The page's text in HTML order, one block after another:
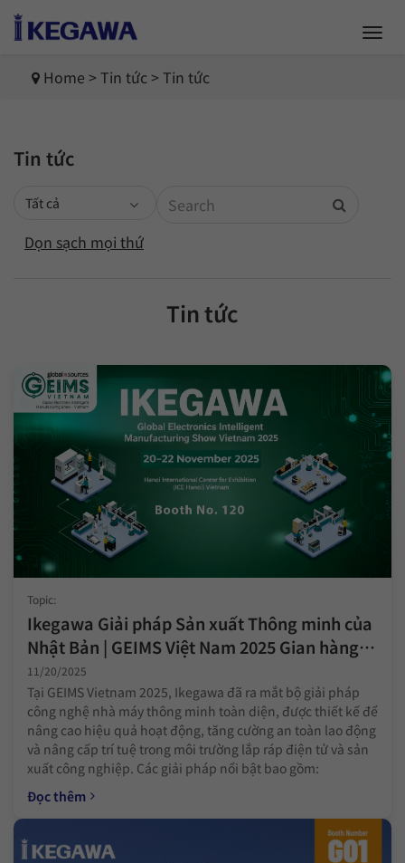
Home > Tin tức> Tin tức
Tin tức
Dọn sạch mọi thứ
Tin tức
Topic:
Ikegawa Giải pháp Sản xuất Thông minh của
Nhật Bản | GEIMS Việt Nam 2025 Gian hàng
120 (20-22/11, Trung tâm Hội nghị và Triển
lãm Hà Nội)
11/20/2025
Tại GEIMS Vietnam 2025, Ikegawa đã ra mắt bộ giải pháp
công nghệ nhà máy thông minh toàn diện, được thiết kế để
nâng cao hiệu quả hoạt động, tăng cường an toàn lao động
và nâng cấp trí tuệ trong môi trường lắp ráp điện tử và sản
xuất công nghiệp. Các giải pháp nổi bật bao gồm:
Đọc thêm